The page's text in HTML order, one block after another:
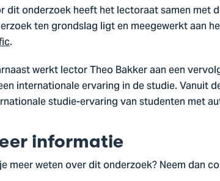
dit onderzoek heeft het lectoraat samen met
ten grondslag ligt en meegewerkt aan
.
werkt lector Theo Bakker aan een
internationale ervaring in de studie. Vanuit
studie-ervaring van studenten met
informatie
meer weten over dit onderzoek? Neem dan